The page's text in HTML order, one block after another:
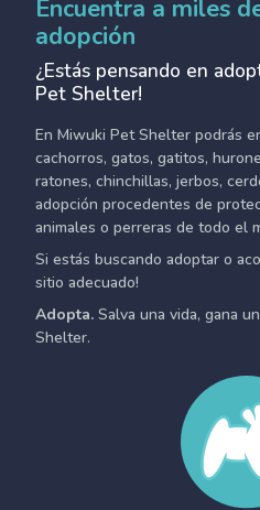
Encuentra a miles
adopción
¿Estás pensando en
Pet Shelter!
En Miwuki Pet Shelter podrás
cachorros, gatos, gatitos,
ratones, chinchillas, jerbos,
adopción procedentes de
animales o perreras de todo el
Si estás buscando adoptar o
sitio adecuado!
Adopta. Salva una vida, gana
Shelter.